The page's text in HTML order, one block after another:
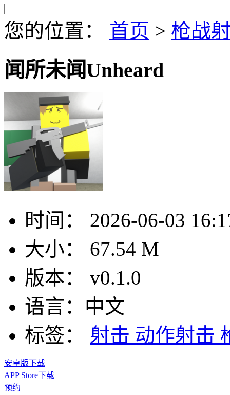
您的位置： 首页 > 枪战
闻所未闻Unheard
时间：
2026-06-03
大小：
67.54 M
版本：
v0.1.0
语言： 中文
标签：
射击 动作射击
安卓版下载
APP Store下载
预约